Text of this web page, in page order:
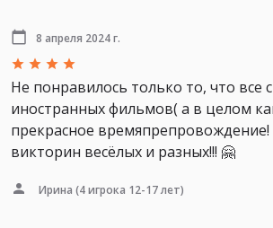
8 апреля 2024 г.
Не понравилось только то, что все
иностранных фильмов( а в целом
прекрасное
викторин весёлых и разных!!! 🤗
Ирина (4 игрока 12-17 лет)